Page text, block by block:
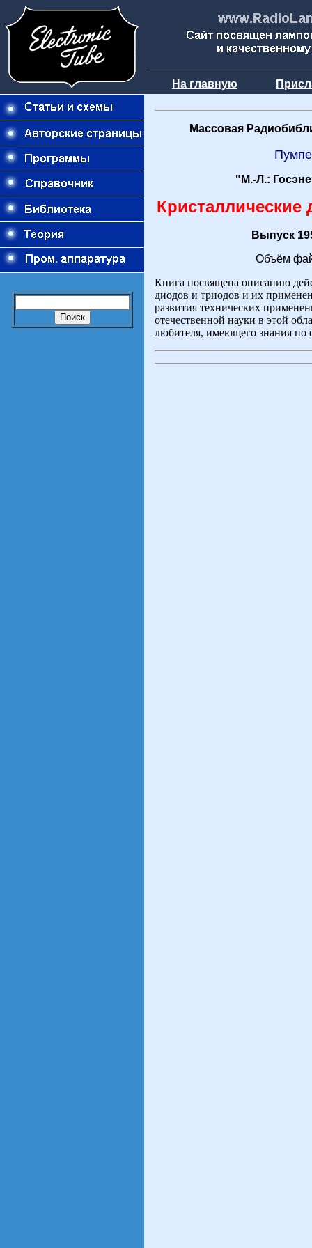
На главную
Массовая
"М.-Л.:
Выпуск
Объём
Книга посвящена описанию
диодов и триодов и их
развития технических
отечественной науки в этой
любителя, имеющего знания по